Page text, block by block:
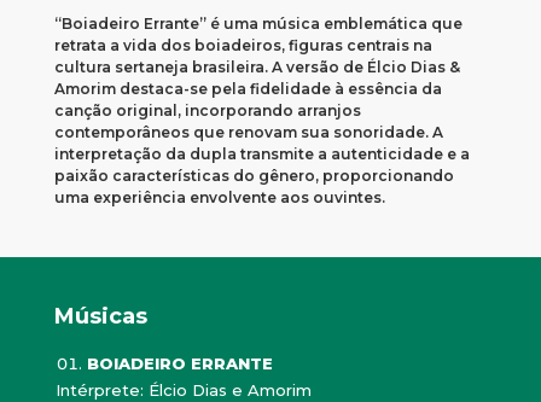
“Boiadeiro Errante” é uma música emblemática que
retrata a vida dos boiadeiros, figuras centrais na
cultura sertaneja brasileira. A versão de Élcio Dias &
Amorim destaca-se pela fidelidade à essência da
canção original, incorporando arranjos
contemporâneos que renovam sua sonoridade. A
interpretação da dupla transmite a autenticidade e a
paixão características do gênero, proporcionando
uma experiência envolvente aos ouvintes.
Músicas
BOIADEIRO ERRANTE
Intérprete: Élcio Dias e Amorim